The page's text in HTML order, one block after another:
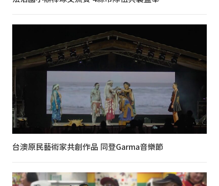
台澳原民藝術家共創作品 同登Garma音樂節